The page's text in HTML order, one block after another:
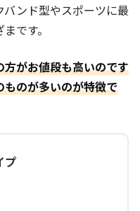
ンド型やスポーツに最
です。
方がお値段も高いのです
のが多いのが特徴で
プ